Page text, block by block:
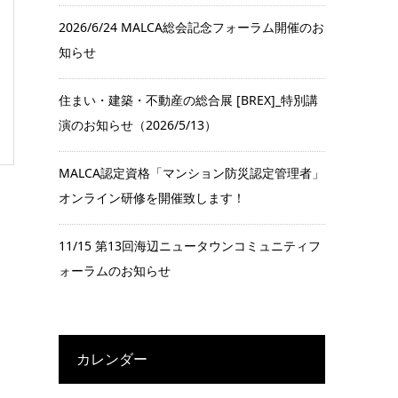
2026/6/24 MALCA総会記念フォーラム開催のお
知らせ
住まい・建築・不動産の総合展 [BREX]_特別講
演のお知らせ（2026/5/13）
MALCA認定資格「マンション防災認定管理者」
オンライン研修を開催致します！
11/15 第13回海辺ニュータウンコミュニティフ
ォーラムのお知らせ
カレンダー